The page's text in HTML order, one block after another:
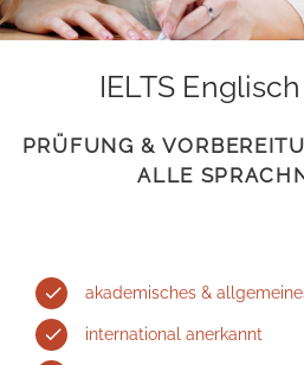
IELTS
PRÜFUNG &
ALLE
akademisches &
international anerkannt